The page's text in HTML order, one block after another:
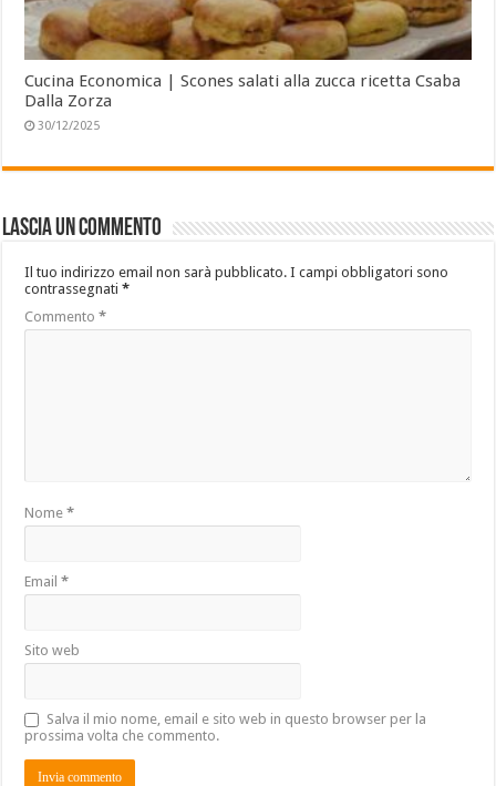
Cucina Economica | Scones salati alla zucca ricetta Csaba
Dalla Zorza
30/12/2025
Lascia un commento
Il tuo indirizzo email non sarà pubblicato. I campi obbligatori sono
contrassegnati*
Commento*
Nome*
Email*
Sito web
Salva il mio nome, email e sito web in questo browser per la
prossima volta che commento.